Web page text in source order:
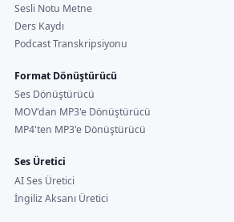
Sesli Notu Metne
Ders Kaydı
Podcast Transkripsiyonu
Format Dönüştürücü
Ses Dönüştürücü
MOV'dan MP3'e Dönüştürücü
MP4'ten MP3'e Dönüştürücü
Ses Üretici
AI Ses Üretici
İngiliz Aksanı Üretici